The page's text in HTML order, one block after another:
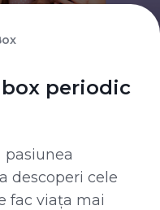
periodic
pasiunea
descoperi cele
fac viața mai